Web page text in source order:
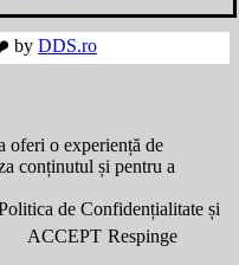
by DDS.ro
oferi o experiență de
conținutul și pentru a
de Confidențialitate și
ACCEPT Respinge